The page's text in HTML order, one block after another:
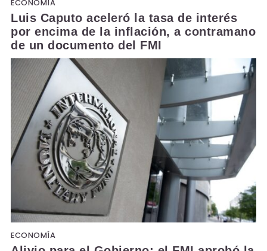
ECONOMÍA
Luis Caputo aceleró la tasa de interés
por encima de la inflación, a contramano
de un documento del FMI
ECONOMÍA